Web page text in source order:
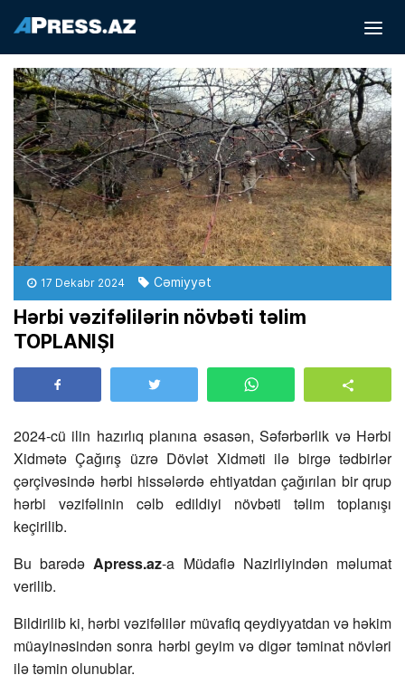
17 Dekabr 2024 Cəmiyyət
Hərbi vəzifəlilərin növbəti təlim
TOPLANIŞI
2024-cü ilin hazırlıq planına əsasən, Səfərbərlik və Hərbi
Xidmətə Çağırış üzrə Dövlət Xidməti ilə birgə tədbirlər
çərçivəsində hərbi hissələrdə ehtiyatdan çağırılan bir qrup
hərbi vəzifəlinin cəlb edildiyi növbəti təlim toplanışı
keçirilib.
Bu barədəApress.az-a Müdafiə Nazirliyindən məlumat
verilib.
Bildirilib ki, hərbi vəzifəlilər müvafiq qeydiyyatdan və həkim
müayinəsindən sonra hərbi geyim və digər təminat növləri
ilə təmin olunublar.